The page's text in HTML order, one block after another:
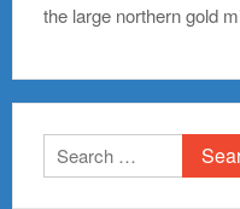
the large northern gold
Search
for: